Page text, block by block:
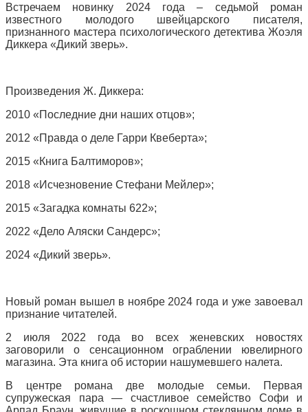
Встречаем новинку 2024 года – седьмой роман
известного молодого швейцарского писателя,
признанного мастера психологического детектива Жоэля
Диккера «Дикий зверь».
Произведения Ж. Диккера:
2010 «Последние дни наших отцов»;
2012 «Правда о деле Гарри Квеберта»;
2015 «Книга Балтиморов»;
2018 «Исчезновение Стефани Мейлер»;
2015 «Загадка комнаты 622»;
2022 «Дело Аляски Сандерс»;
2024 «Дикий зверь».
Новый роман вышел в ноябре 2024 года и уже завоевал
признание читателей.
2 июля 2022 года во всех женевских новостях
заговорили о сенсационном ограблении ювелирного
магазина. Эта книга об истории нашумевшего налета.
В центре романа две молодые семьи. Первая
супружеская пара — счастливое семейство Софи и